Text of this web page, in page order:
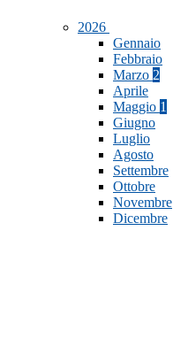
2026
Gennaio
Febbraio
Marzo 2
Aprile
Maggio 1
Giugno
Luglio
Agosto
Settembre
Ottobre
Novembre
Dicembre